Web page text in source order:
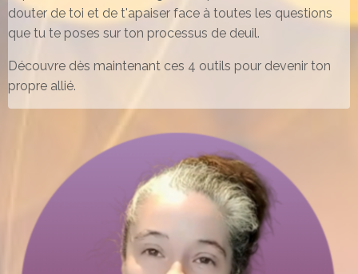
douter de toi et de t'apaiser face à toutes les questions
que tu te poses sur ton processus de deuil.
Découvre dès maintenant ces 4 outils pour devenir ton
propre allié.